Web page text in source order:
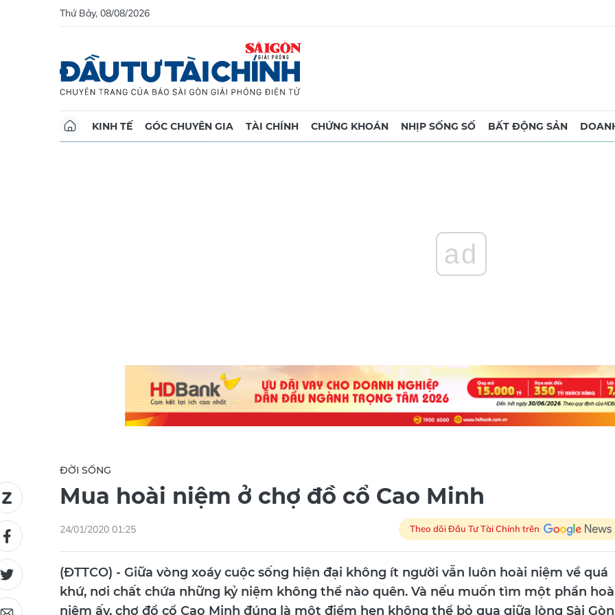
Thứ Bảy, 08/08/2026
KINH TẾ GÓC CHUYÊN GIA TÀI CHÍNH CHỨNG KHOÁN NHỊP SỐNG SỐ BẤT ĐỘNG SẢN
ad
ĐỜI SỐNG
Mua hoài niệm ở chợ đồ cổ Cao Minh
24/01/2020 01:25 Theo dõi Đầu Tư Tài Chính trên
(ĐTTCO) - Giữa vòng xoáy cuộc sống hiện đại không ít người vẫn luôn hoài niệm về quá
khứ, nơi chất chứa những kỷ niệm không thể nào quên. Và nếu muốn tìm một phần
niệm ấy, chợ đồ cổ Cao Minh đúng là một điểm hẹn không thể bỏ qua giữa lòng Sài Gòn